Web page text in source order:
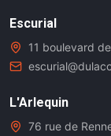
Escurial
11 boulevard
L'Arlequin
76 rue de